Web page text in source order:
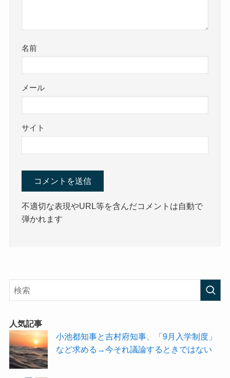
名前
メール
サイト
不適切な表現やURL等を含んだコメントは自動で
弾かれます
人気記事
小池都知事と吉村府知事、「9月入学制度」
など求める→今それ議論するときではない